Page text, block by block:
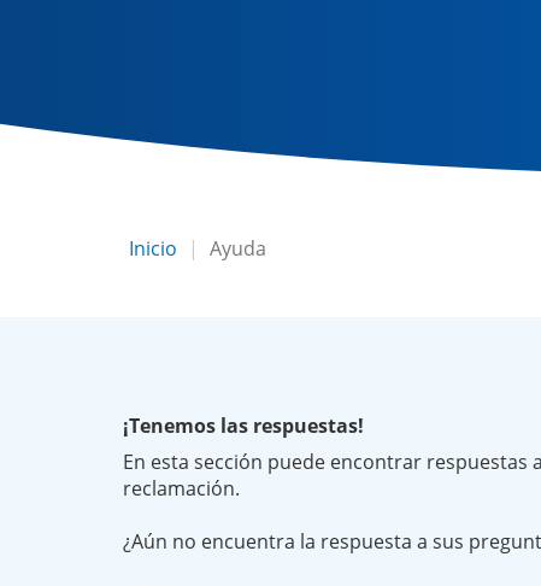
Inicio Ayuda
¡Tenemos las respuestas!
En esta sección puede encontrar
reclamación.
¿Aún no encuentra la respuesta a sus